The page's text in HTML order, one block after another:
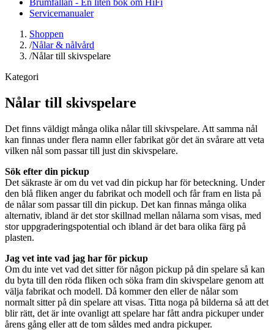
Servicemanualer
Shoppen
/Nålar & nålvård
/Nålar till skivspelare
Kategori
Nålar till skivspelare
Det finns väldigt många olika nålar till skivspelare. Att samma nål
kan finnas under flera namn eller fabrikat gör det än svårare att veta
vilken nål som passar till just din skivspelare.
Sök efter din pickup
Det säkraste är om du vet vad din pickup har för beteckning. Under
den blå fliken anger du fabrikat och modell och får fram en lista på
de nålar som passar till din pickup. Det kan finnas många olika
alternativ, ibland är det stor skillnad mellan nålarna som visas, med
stor uppgraderingspotential och ibland är det bara olika färg på
plasten.
Jag vet inte vad jag har för pickup
Om du inte vet vad det sitter för någon pickup på din spelare så kan
du byta till den röda fliken och söka fram din skivspelare genom att
välja fabrikat och modell. Då kommer den eller de nålar som
normalt sitter på din spelare att visas. Titta noga på bilderna så att det
blir rätt, det är inte ovanligt att spelare har fått andra pickuper under
årens gång eller att de tom såldes med andra pickuper.